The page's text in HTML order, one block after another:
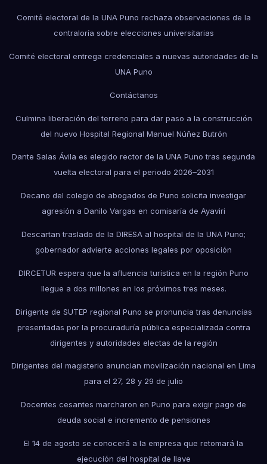
Comité electoral de la UNA Puno rechaza observaciones de la
contraloría sobre elecciones universitarias
Comité electoral entrega credenciales a nuevas autoridades de la
UNA Puno
Contáctanos
Culmina liberación del terreno para dar paso a la construcción
del nuevo Hospital Regional Manuel Núñez Butrón
Dante Salas Ávila es elegido rector de la UNA Puno tras segunda
vuelta electoral para el periodo 2026–2031
Decano del colegio de abogados de Puno solicita investigar
agresión a Danilo Vargas en comisaría de Ayaviri
Descartan traslado de la DIRESA al hospital de la UNA Puno;
gobernador advierte acciones legales por oposición
DIRCETUR espera que la afluencia turística en la región Puno
llegue a dos millones en los próximos tres meses.
Dirigente de SUTEP regional Puno se pronuncia tras denuncias
presentadas por la procuraduría pública especializada contra
dirigentes y autoridades electas de la región
Dirigentes del magisterio anuncian movilización nacional en Lima
para el 27, 28 y 29 de julio
Docentes cesantes marcharon en Puno para exigir pago de
deuda social e incremento de pensiones
El 14 de agosto se conocerá a la empresa que retomará la
ejecución del hospital de Ilave